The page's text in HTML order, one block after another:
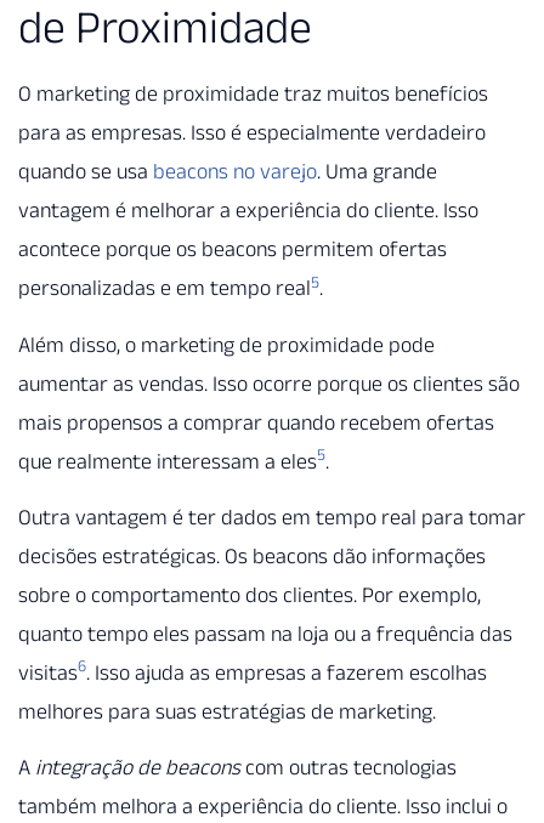
de Proximidade
O marketing de proximidade traz muitos benefícios
para as empresas. Isso é especialmente verdadeiro
quando se usa beacons no varejo. Uma grande
vantagem é melhorar a experiência do cliente. Isso
acontece porque os beacons permitem ofertas
personalizadas e em tempo real5.
Além disso, o marketing de proximidade pode
aumentar as vendas. Isso ocorre porque os clientes são
mais propensos a comprar quando recebem ofertas
que realmente interessam a eles5.
Outra vantagem é ter dados em tempo real para tomar
decisões estratégicas. Os beacons dão informações
sobre o comportamento dos clientes. Por exemplo,
quanto tempo eles passam na loja ou a frequência das
visitas6. Isso ajuda as empresas a fazerem escolhas
melhores para suas estratégias de marketing.
A integração de beaconscom outras tecnologias
também melhora a experiência do cliente. Isso inclui o